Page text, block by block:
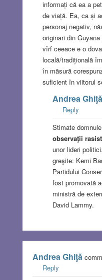
informați că ea a
de viață. Ea, ca și
personaj negativ,
originari din
vîrf ceeace e o
locală/tradițională
în măsură
suficient în viitorul
Andrea Ghiţă
Reply
Stimate
observaţii
unor lideri
greşite: Kemi
Partidului
fost promovată
ministră de
David Lammy.
Andrea Ghiţă
Reply